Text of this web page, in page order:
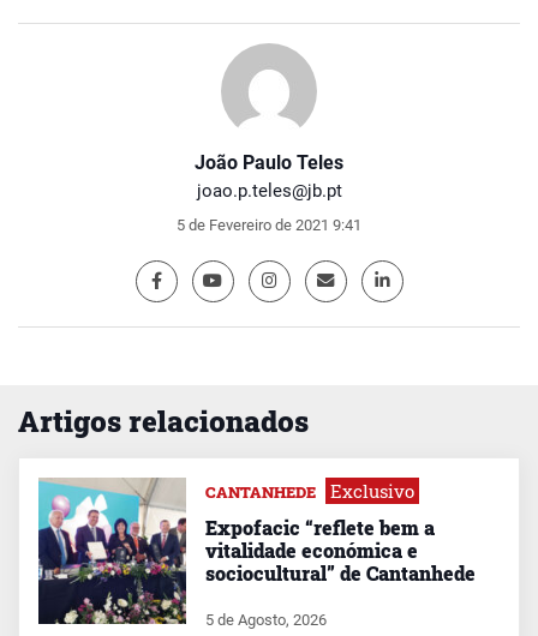
João Paulo Teles
joao.p.teles@jb.pt
5 de Fevereiro de 2021 9:41
Artigos relacionados
CANTANHEDE Exclusivo
Expofacic “reflete bem a
vitalidade económica e
sociocultural” de Cantanhede
5 de Agosto, 2026